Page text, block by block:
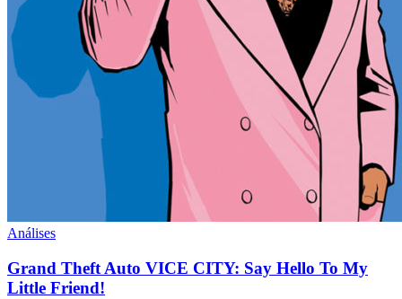
Análises
Grand Theft Auto VICE CITY: Say Hello To My
Little Friend!